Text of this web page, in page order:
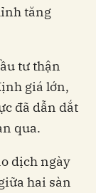
tăng
tư thận
giá lớn,
đã dẫn dắt
qua.
dịch ngày
hai sàn